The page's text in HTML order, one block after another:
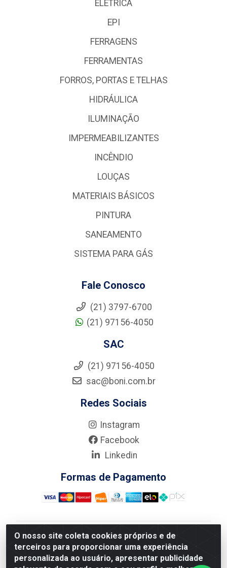
O nosso site coleta cookies próprios e de
terceiros para proporcionar uma experiência
personalizada ao usuário, apresentar publicidade
ELÉTRICA
EPI
FERRAGENS
FERRAMENTAS
FORROS, PORTAS E TELHAS
HIDRÁULICA
ILUMINAÇÃO
IMPERMEABILIZANTES
INCÊNDIO
LOUÇAS
MATERIAIS BÁSICOS
PINTURA
SANEAMENTO
SISTEMA PARA GÁS
Fale Conosco
(21) 3797-6700
(21) 97156-4050
SAC
(21) 97156-4050
sac@boni.com.br
Redes Sociais
Instagram
Facebook
Linkedin
Formas de Pagamento
Nova Boni Distribuidora de Material de Construção LTDA
- Rua Alice Tibiriçá, 330 - Vila Da Penha, Rio de
Janeiro/RJ - CEP: 21.210-110 - CNPJ: 11.003.135/0001-